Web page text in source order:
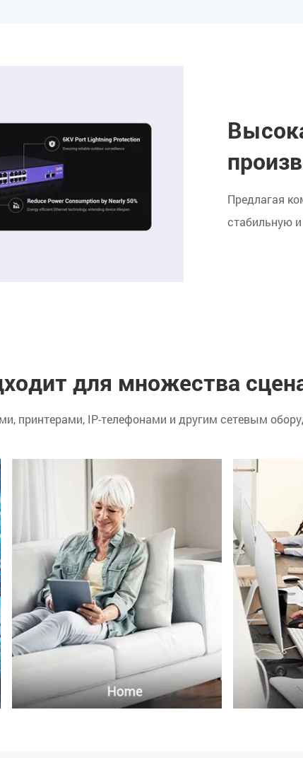
Предлагая
стабильную
для множества
принтерами, IP-телефонами и другим сетевым